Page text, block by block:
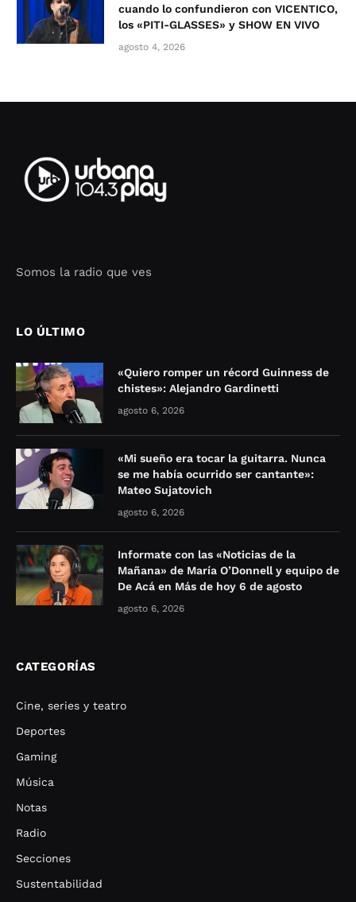
cuando lo confundieron con VICENTICO,
los «PITI-GLASSES» y SHOW EN VIVO
agosto 4, 2026
Somos la radio que ves
LO ÚLTIMO
«Quiero romper un récord Guinness de
chistes»: Alejandro Gardinetti
agosto 6, 2026
«Mi sueño era tocar la guitarra. Nunca
se me había ocurrido ser cantante»:
Mateo Sujatovich
agosto 6, 2026
Informate con las «Noticias de la
Mañana» de María O’Donnell y equipo de
De Acá en Más de hoy 6 de agosto
agosto 6, 2026
CATEGORÍAS
Cine, series y teatro
Deportes
Gaming
Música
Notas
Radio
Secciones
Sustentabilidad